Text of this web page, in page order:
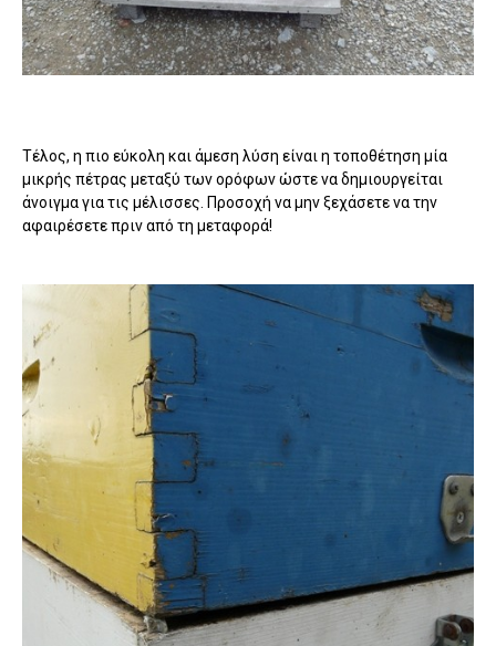
Τέλος, η πιο εύκολη και άμεση λύση είναι η τοποθέτηση μία
μικρής πέτρας μεταξύ των ορόφων ώστε να δημιουργείται
άνοιγμα για τις μέλισσες. Προσοχή να μην ξεχάσετε να την
αφαιρέσετε πριν από τη μεταφορά!